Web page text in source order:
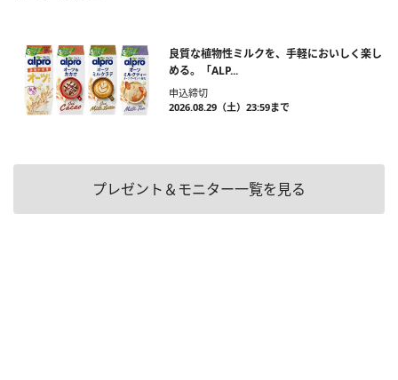
良質な植物性ミルクを、手軽においしく楽し
める。「ALP...
申込締切
2026.08.29（土）23:59まで
プレゼント＆モニター一覧を見る